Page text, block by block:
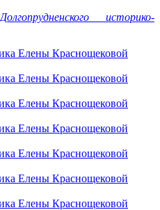
Долгопрудненского историко-